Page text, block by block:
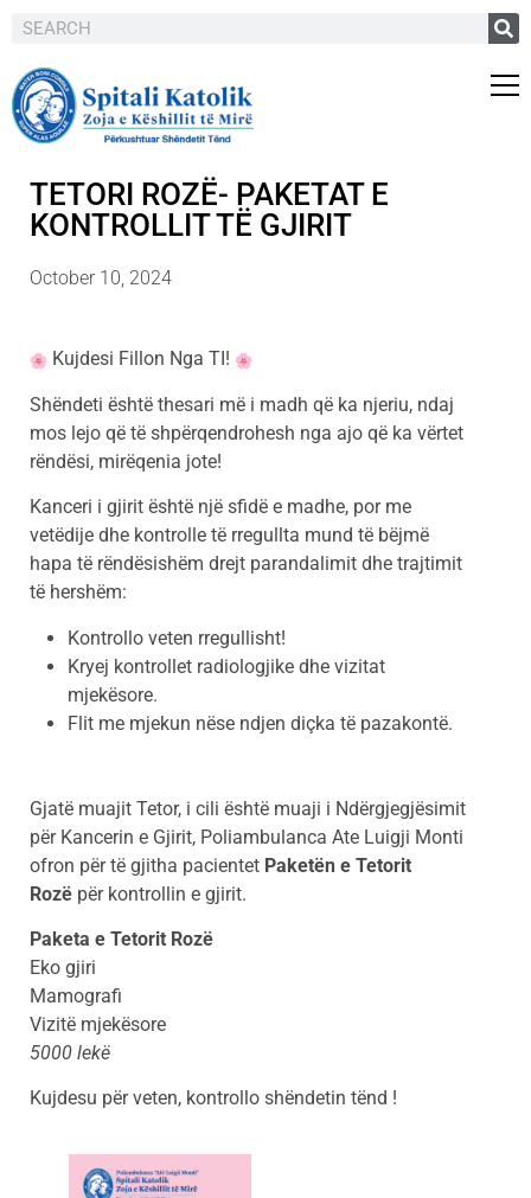
TETORI ROZË- PAKETAT E
KONTROLLIT TË GJIRIT
October 10, 2024
Kujdesi Fillon Nga TI!
Shëndeti është thesari më i madh që ka njeriu, ndaj
mos lejo që të shpërqendrohesh nga ajo që ka vërtet
rëndësi, mirëqenia jote!
Kanceri i gjirit është një sfidë e madhe, por me
vetëdije dhe kontrolle të rregullta mund të bëjmë
hapa të rëndësishëm drejt parandalimit dhe trajtimit
të hershëm:
Kontrollo veten rregullisht!
Kryej kontrollet radiologjike dhe vizitat
mjekësore.
Flit me mjekun nëse ndjen diçka të pazakontë.
Gjatë muajit Tetor, i cili është muaji i Ndërgjegjësimit
për Kancerin e Gjirit, Poliambulanca Ate Luigji Monti
ofron për të gjitha pacientet Paketën e Tetorit
Rozë për kontrollin e gjirit.
Paketa e Tetorit Rozë
Eko gjiri
Mamografi
Vizitë mjekësore
5000 lekë
Kujdesu për veten, kontrollo shëndetin tënd !